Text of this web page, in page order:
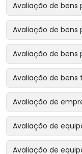
Avaliação de bens
Avaliação de bens
Avaliação de bens
Avaliação de bens
Avaliação de
Avaliação de
Avaliação de